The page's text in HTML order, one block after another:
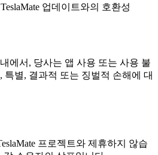
업데이트와의 호환성
에서, 당사는 앱 사용 또는 사용 불
특별, 결과적 또는 징벌적 손해에 대
프로젝트와 제휴하지 않습